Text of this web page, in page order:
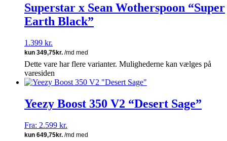
Superstar x Sean Wotherspoon “Super
Earth Black”
1.399 kr.
Dette vare har flere varianter. Mulighederne kan vælges på
varesiden
Yeezy Boost 350 V2 “Desert Sage”
Fra: 2.599 kr.